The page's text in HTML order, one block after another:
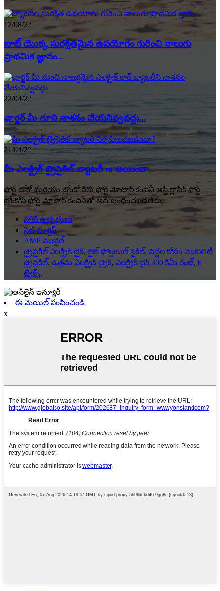
12/08/22
బాట్ యొక్క సురక్షితమైన ఉపయోగం గురించి నాలుగు
ప్రాథమిక జ్ఞానం...
22/04/22
ఛార్జర్ మీ గూని నాశనం చేయనివ్వవద్దు...
21/04/22
మీ ఎలక్ట్రిక్ ట్రైసైకిల్ బ్యాటరీ m అయిందా...
ఫోర్డ్ లోగో మరియు బ్రోంకో పేరు ఫోర్డ్ మోటార్ కంపెనీ ఆస్తి.క్లాసిక్ ఫోర్డ్
బ్రోంకోస్ ఫోర్డ్ మోటార్ కంపెనీతో అనుబంధించబడలేదు.
హాట్ ఉత్పత్తులు
సైట్ మ్యాప్
AMP మొబైల్
ట్రైసైకిల్ ఎలక్ట్రిక్ బైక్, లైట్ ఫోల్డబుల్ సైకిల్,పెద్దల కోసం మొబిలిటీ
ట్రైసైకిల్, ఉత్తమ ఎలక్ట్రిక్ ట్రైక్, ఎలక్ట్రిక్ బైక్ 300 కిమీ రేంజ్, E
ట్రైక్స్,
ఈ మెయిల్ పంపించండి
x